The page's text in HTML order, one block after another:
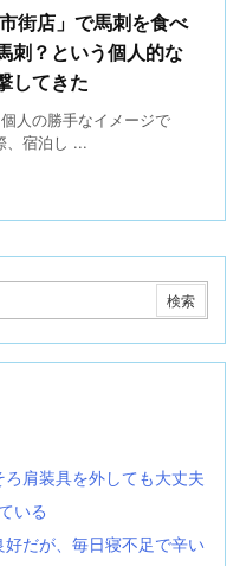
街店」で馬刺を食べ
刺？という個人的な
してきた
人の勝手なイメージで
、宿泊し ...
肩装具を外しても大丈夫
いる
だが、毎日寝不足で辛い